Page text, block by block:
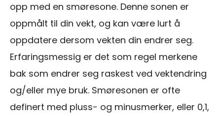
opp med en smøresone. Denne sonen er
oppmålt til din vekt, og kan være lurt å
oppdatere dersom vekten din endrer seg.
Erfaringsmessig er det som regel merkene
bak som endrer seg raskest ved vektendring
og/eller mye bruk. Smøresonen er ofte
definert med pluss- og minusmerker, eller 0,1,